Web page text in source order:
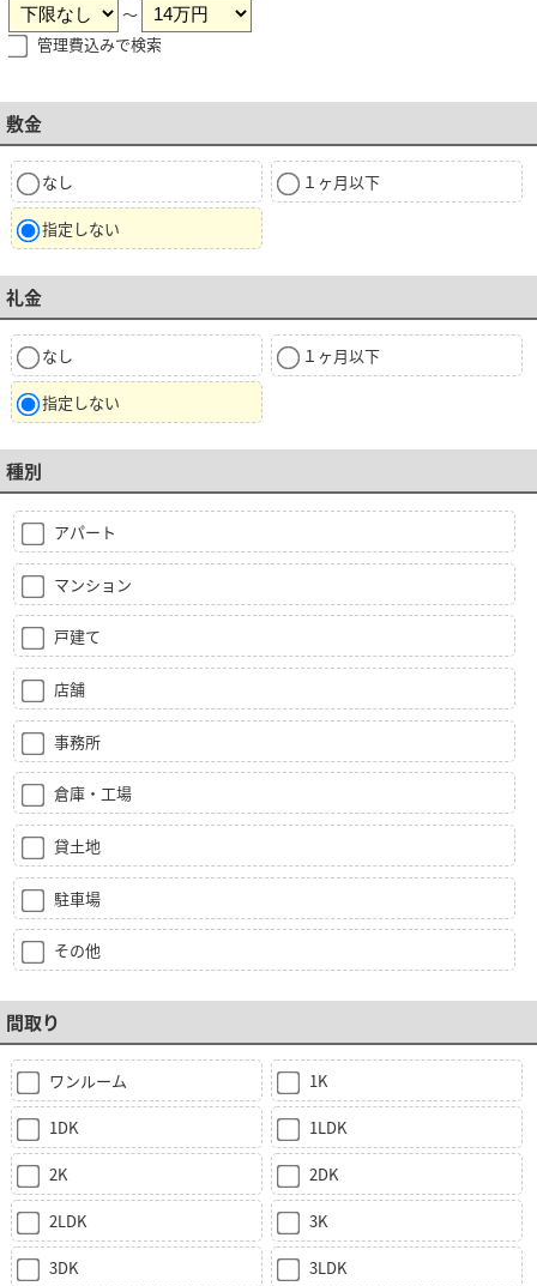
～
管理費込みで検索
敷金
なし １ヶ月以下
指定しない
礼金
なし １ヶ月以下
指定しない
種別
アパート
マンション
戸建て
店舗
事務所
倉庫・工場
貸土地
駐車場
その他
間取り
ワンルーム 1K
1DK 1LDK
2K 2DK
2LDK 3K
3DK 3LDK